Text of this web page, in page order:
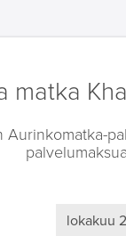
matka
Aurinkomatka-